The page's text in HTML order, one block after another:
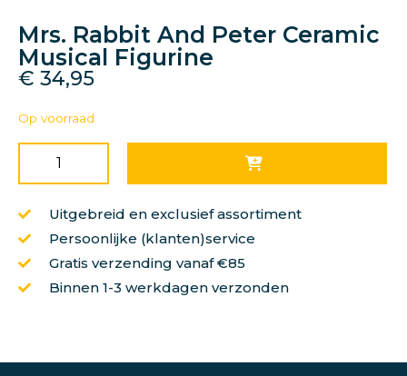
Mrs. Rabbit And Peter Ceramic
Musical Figurine
€ 34,95
Op voorraad
Uitgebreid en exclusief assortiment
Persoonlijke (klanten)service
Gratis verzending vanaf €85
Binnen 1-3 werkdagen verzonden